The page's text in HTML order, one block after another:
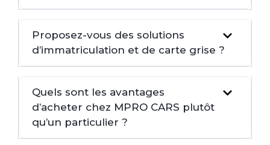
Proposez-vous des solutions
d’immatriculation et de carte grise ?
Quels sont les avantages
d’acheter chez MPRO CARS plutôt
qu’un particulier ?